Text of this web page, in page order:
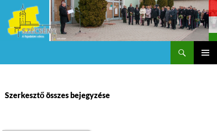
Szerkesztő összes bejegyzése